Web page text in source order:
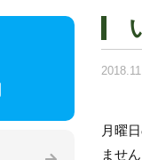
月曜
ませ